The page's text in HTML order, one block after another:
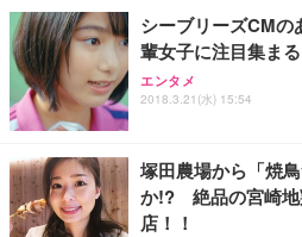
シーブリーズCMの
輩女子に注目集まる
エンタメ
2018.3.21(水) 15:54
塚田農場から「焼
か!? 絶品の宮崎地
店！！